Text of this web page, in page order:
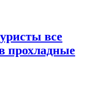
все
прохладные